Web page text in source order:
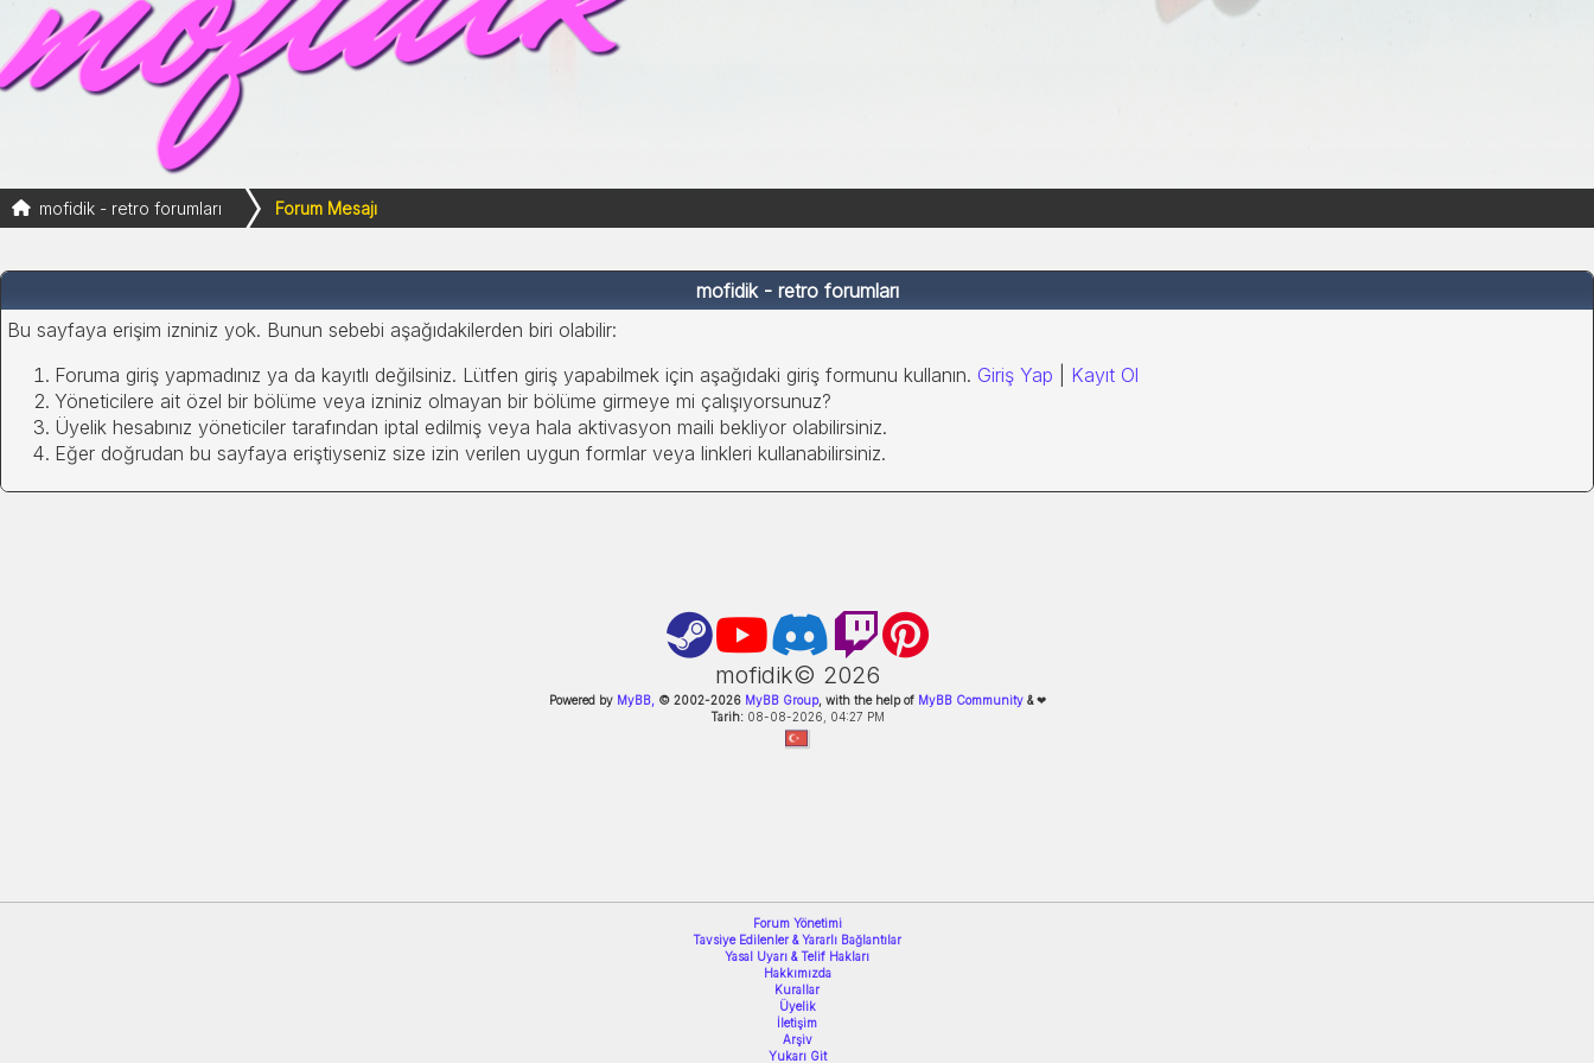
mofidik - retro forumları Forum Mesajı
mofidik - retro forumları
Bu sayfaya erişim izniniz yok. Bunun sebebi aşağıdakilerden biri olabilir:
Foruma giriş yapmadınız ya da kayıtlı değilsiniz. Lütfen giriş yapabilmek için aşağıdaki giriş formunu kullanın. Giriş Yap
Kayıt Ol
Yöneticilere ait özel bir bölüme veya izniniz olmayan bir bölüme girmeye mi çalışıyorsunuz?
Üyelik hesabınız yöneticiler tarafından iptal edilmiş veya hala aktivasyon maili bekliyor olabilirsiniz.
Eğer doğrudan bu sayfaya eriştiyseniz size izin verilen uygun formlar veya linkleri kullanabilirsiniz.
mofidik© 2026
Powered by MyBB, © 2002-2026MyBB Group, with the help of MyBB Community&❤
Tarih:08-08-2026, 04:27 PM
Forum Yönetimi
Tavsiye Edilenler & Yararlı Bağlantılar
Yasal Uyarı & Telif Hakları
Hakkımızda
Kurallar
Üyelik
İletişim
Arşiv
Yukarı Git